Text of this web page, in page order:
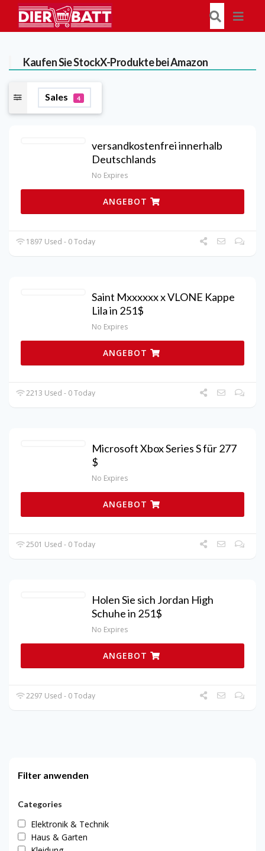
Kaufen Sie StockX-Produkte bei Amazon
Sales 4
versandkostenfrei innerhalb
Deutschlands
No Expires
ANGEBOT
1897 Used - 0 Today
Saint Mxxxxxx x VLONE Kappe
Lila in 251$
No Expires
ANGEBOT
2213 Used - 0 Today
Microsoft Xbox Series S für 277
$
No Expires
ANGEBOT
2501 Used - 0 Today
Holen Sie sich Jordan High
Schuhe in 251$
No Expires
ANGEBOT
2297 Used - 0 Today
Filter anwenden
Categories
Elektronik & Technik
Haus & Garten